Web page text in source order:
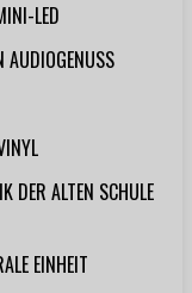
LED
DER ALTEN SCHULE
EINHEIT